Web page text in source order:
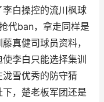
白操控的流川枫球
代ban，拿走同样是
真健司球员资料，
李白只能选择集训
雪优秀的防守猜
，楚老板军团还是